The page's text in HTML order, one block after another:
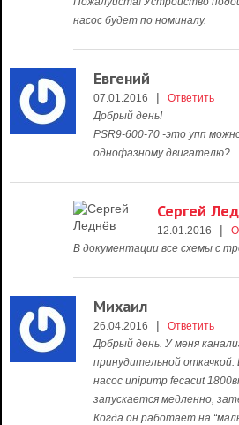
насос будет по номиналу.
Евгений
07.01.2016 |
Ответить
Добрый день!
PSR9-600-70 -это упп
однофазному двигателю?
Сергей
12.01.2016 |
В документации все схемы с
Михаил
26.04.2016 |
Ответить
Добрый день. У меня
принудительной
насос unipump fecacut
запускается медленно,
Когда он работает на